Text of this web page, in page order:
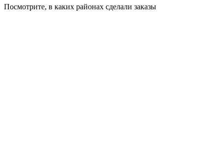
Посмотрите, в каких районах сделали заказы